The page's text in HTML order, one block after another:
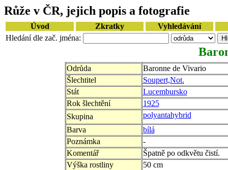
Růže v ČR, jejich popis a fotografie
Úvod Zkratky
Vyhledávání
Hledání dle zač. jména:
Odrůda
Baronne de Vivario
Šlechtitel
Soupert,Not.
Stát
Lucembursko
Rok šlechtění
1925
Skupina
polyantahybrid
Barva
bílá
Poznámka
-
Komentář
Špatně po odkvětu čistí.
Výška rostliny
50 cm